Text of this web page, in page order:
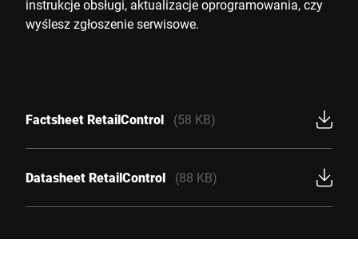
instrukcje obsługi, aktualizacje oprogramowania, czy
wyślesz zgłoszenie serwisowe.
Factsheet RetailControl (58 KB)
Datasheet RetailControl (88 KB)